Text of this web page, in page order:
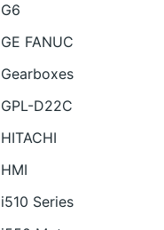
G6
GE FANUC
Gearboxes
GPL-D22C
HITACHI
HMI
i510 Series